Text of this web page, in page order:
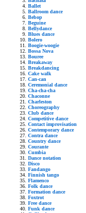
Ballet
Ballroom dance
Bebop
Beguine
Bellydance
Blues dance
Bolero
Boogie-woogie
Bossa Nova
Bouree
Breakaway
Breakdancing
Cake walk
Can-can
Ceremonial dance
Cha-cha-cha
Chaconne
Charleston
Choreography
Club dance
Competitive dance
Contact improvisation
Contemporary dance
Contra dance
Country dance
Courante
Cumbia
Dance notation
Disco
Fandango
Finnish tango
Flamenco
Folk dance
Formation dance
Foxtrot
Free dance
Funk dance